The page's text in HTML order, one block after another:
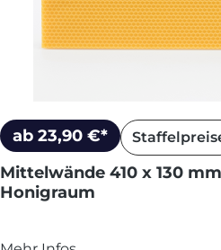
ab 23,90 €*
Mittelwände 410 x 130
Honigraum